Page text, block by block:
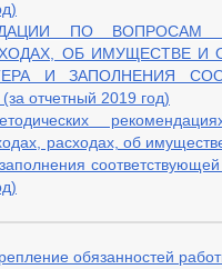
ПО ВОПРОСАМ
ОБ ИМУЩЕСТВЕ И
И ЗАПОЛНЕНИЯ
отчетный 2019 год)
расходах, об
обязанностей